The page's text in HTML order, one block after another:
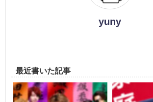
yuny
最近書いた記事